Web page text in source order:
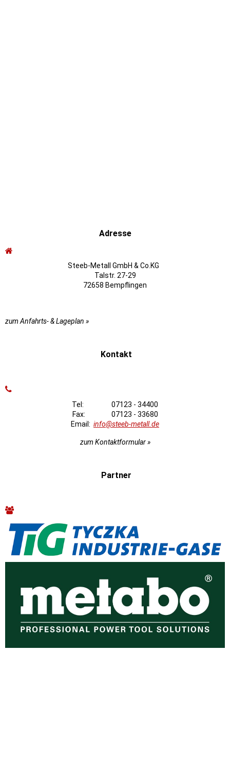
Adresse
Steeb-Metall GmbH & Co.KG
Talstr. 27-29
72658 Bempflingen
zum Anfahrts- & Lageplan »
Kontakt
Tel: 07123 - 34400
Fax: 07123 - 33680
Email: info@steeb-metall.de
zum Kontaktformular »
Partner